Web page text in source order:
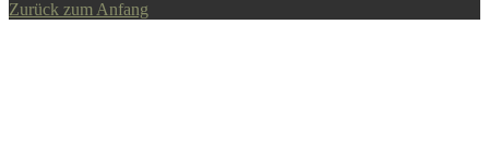
Zurück zum Anfang